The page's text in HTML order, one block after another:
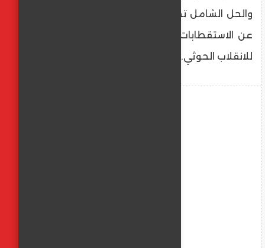
والحل الشامل تحت رعاية الأمم المتحدة، بعيداً
عن الاستقطابات التي تضعف الجبهة المناوئة
للانقلاب الحوثي.